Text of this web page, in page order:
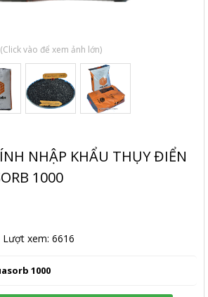
(Click vào để xem ảnh lớn)
NHẬP KHẨU THỤY ĐIỂN
1000
Lượt xem: 6616
1000